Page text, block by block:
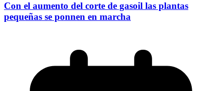
Con el aumento del corte de gasoil las plantas
pequeñas se ponnen en marcha